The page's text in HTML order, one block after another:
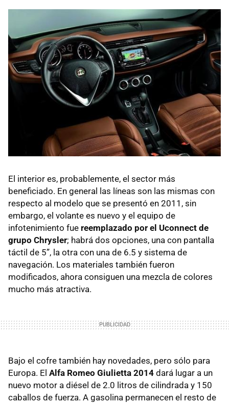
El interior es, probablemente, el sector más
beneficiado. En general las líneas son las mismas con
respecto al modelo que se presentó en 2011, sin
embargo, el volante es nuevo y el equipo de
infotenimiento fue reemplazado por el Uconnect de
grupo Chrysler; habrá dos opciones, una con pantalla
táctil de 5”, la otra con una de 6.5 y sistema de
navegación. Los materiales también fueron
modificados, ahora consiguen una mezcla de colores
mucho más atractiva.
Bajo el cofre también hay novedades, pero sólo para
Europa. El Alfa Romeo Giulietta 2014 dará lugar a un
nuevo motor a diésel de 2.0 litros de cilindrada y 150
caballos de fuerza. A gasolina permanecen el resto de